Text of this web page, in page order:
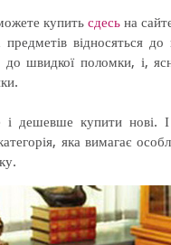
купить сдесьна
відносяться до
до швидкої поломки, і,
дешевше купити нові.
яка вимагає